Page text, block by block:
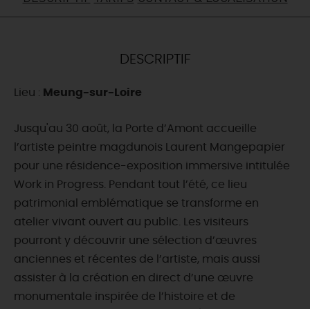
CETTE SEMAINE
TOUT L'AGENDA
DESCRIPTIF
Lieu : Meung-sur-Loire
Jusqu'au 30 août, la Porte d’Amont accueille
l’artiste peintre magdunois Laurent Mangepapier
pour une résidence-exposition immersive intitulée
Work in Progress. Pendant tout l’été, ce lieu
patrimonial emblématique se transforme en
atelier vivant ouvert au public. Les visiteurs
pourront y découvrir une sélection d’œuvres
anciennes et récentes de l’artiste, mais aussi
assister à la création en direct d’une œuvre
monumentale inspirée de l’histoire et de